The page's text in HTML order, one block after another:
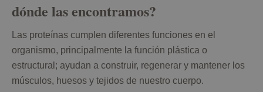
dónde las encontramos?
Las proteínas cumplen diferentes funciones en el
organismo, principalmente la función plástica o
estructural; ayudan a construir, regenerar y mantener los
músculos, huesos y tejidos de nuestro cuerpo.